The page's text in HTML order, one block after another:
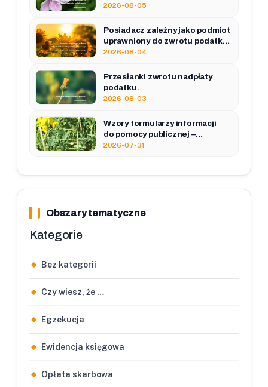
od zaległości podatkowych.
2026-08-05
Posiadacz zależny jako podmiot
uprawniony do zwrotu podatku
akcyzowego zawartego w cenie
2026-08-04
Przesłanki zwrotu nadpłaty
podatku.
2026-08-03
Wzory formularzy informacji
do pomocy publicznej –
zestawienie.
2026-07-31
Obszary tematyczne
Kategorie
Bez kategorii
Czy wiesz, że …
Egzekucja
Ewidencja księgowa
Opłata skarbowa